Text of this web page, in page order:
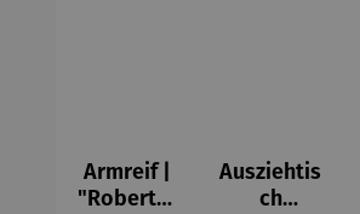
Armreif |
"Roberta"
Ausziehtis
ch